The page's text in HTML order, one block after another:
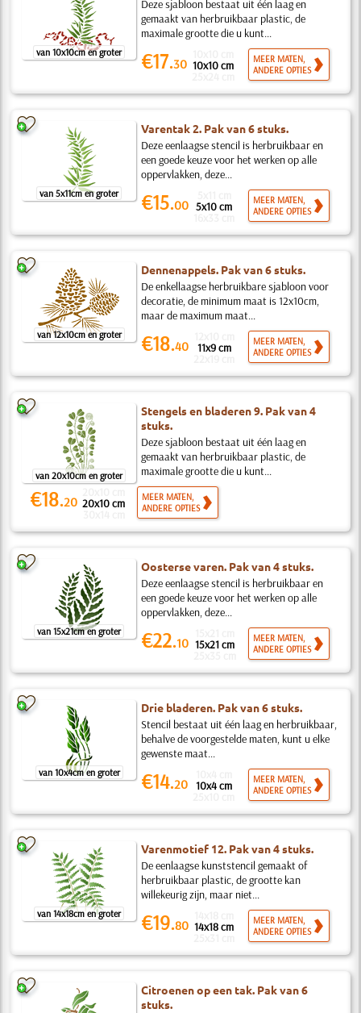
van 10x10cm en groter
Deze sjabloon bestaat uit één laag en
gemaakt van herbruikbaar plastic, de
maximale grootte die u kunt...
€17.30 10x10 cm
MEER MATEN,
ANDERE OPTIES
van 5x11cm en groter
Varentak 2. Pak van 6 stuks.
Deze eenlaagse stencil is herbruikbaar en
een goede keuze voor het werken op alle
oppervlakken, deze...
€15.00 5x10 cm
MEER MATEN,
ANDERE OPTIES
van 12x10cm en groter
Dennenappels. Pak van 6 stuks.
De enkellaagse herbruikbare sjabloon voor
decoratie, de minimum maat is 12x10cm,
maar de maximum maat...
€18.40 11x9 cm
MEER MATEN,
ANDERE OPTIES
van 20x10cm en groter
Stengels en bladeren 9. Pak van 4
stuks.
Deze sjabloon bestaat uit één laag en
gemaakt van herbruikbaar plastic, de
maximale grootte die u kunt...
€18.20 20x10 cm
MEER MATEN,
ANDERE OPTIES
van 15x21cm en groter
Oosterse varen. Pak van 4 stuks.
Deze eenlaagse stencil is herbruikbaar en
een goede keuze voor het werken op alle
oppervlakken, deze...
€22.10 15x21 cm
MEER MATEN,
ANDERE OPTIES
van 10x4cm en groter
Drie bladeren. Pak van 6 stuks.
Stencil bestaat uit één laag en herbruikbaar,
behalve de voorgestelde maten, kunt u elke
gewenste maat...
€14.20 10x4 cm
MEER MATEN,
ANDERE OPTIES
van 14x18cm en groter
Varenmotief 12. Pak van 4 stuks.
De eenlaagse kunststencil gemaakt of
herbruikbaar plastic, de grootte kan
willekeurig zijn, maar niet...
€19.80 14x18 cm
MEER MATEN,
ANDERE OPTIES
Citroenen op een tak. Pak van 6
stuks.